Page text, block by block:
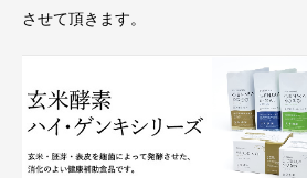
させて頂きます。